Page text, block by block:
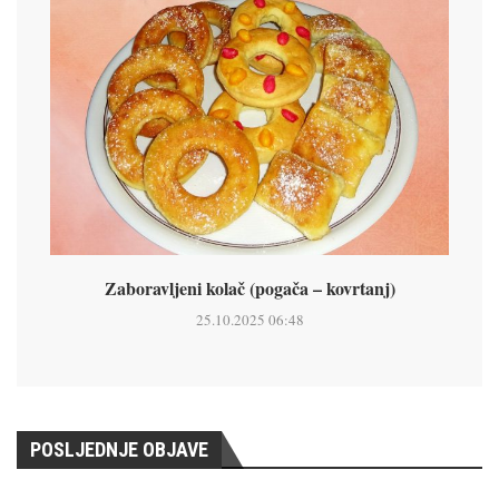
Zaboravljeni kolač (pogača – kovrtanj)
25.10.2025 06:48
POSLJEDNJE OBJAVE